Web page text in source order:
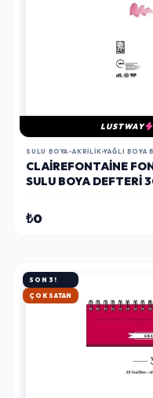
LUSTWAY
SULU BOYA-AKRILIK-YAĞLI BOYA
CLAIREFONTAINE
SULU BOYA DEFTERI
₺0
SON 3!
HIZLI KARGO